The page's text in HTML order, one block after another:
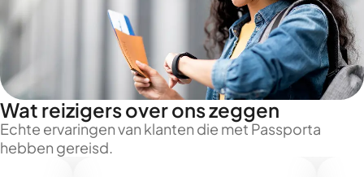
Wat reizigers over ons zeggen
Echte ervaringen van klanten die met Passporta
hebben gereisd.